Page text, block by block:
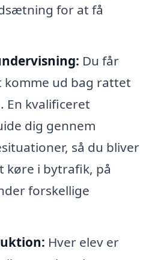
for at få
Du får
komme ud bag rattet
En kvalificeret
dig gennem
så du bliver
køre i bytrafik, på
forskellige
Hver elev er